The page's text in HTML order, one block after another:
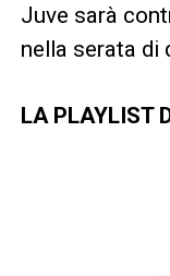
Juve sarà
nella serata di
LA PLAYLIST